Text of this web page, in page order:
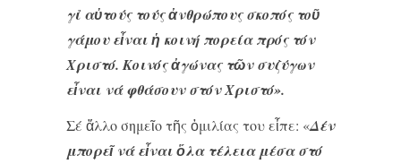
γι̉ αὐτούς τούς ἀνθρώπους σκοπός τοῦ
γάμου εἶναι ἡ κοινή πορεία πρός τόν
Χριστό. Κοινός ἀγώνας τῶν συζύγων
εἶναι νά φθάσουν στόν Χριστό».
Σέ ἄλλο σημεῖο τῆς ὁμιλίας του εἶπε: «Δέν
μπορεῖ νά εἶναι ὅλα τέλεια μέσα στό